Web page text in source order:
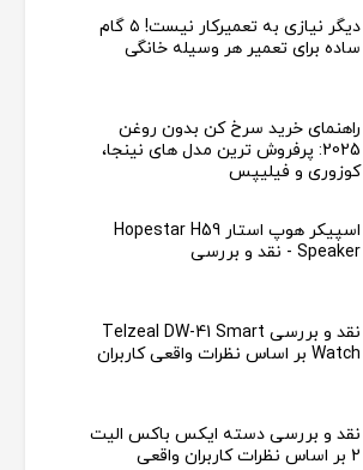
دیگر نیازی به تعمیرکار نیست! ۵ گام
ساده برای تعمیر هر وسیله خانگی
راهنمای خرید سرخ کن بدون روغن
2025: پرفروش ترین مدل های نینجا،
کوزوری و فیلیپس
اسپیکر هوپ استار Hopestar H59
Speaker - نقد و بررسی
نقد و بررسی Telzeal DW-41 Smart
Watch بر اساس نظرات واقعی کاربران
نقد و بررسی دسته ایکس باکس الیت
2 بر اساس نظرات کاربران واقعی